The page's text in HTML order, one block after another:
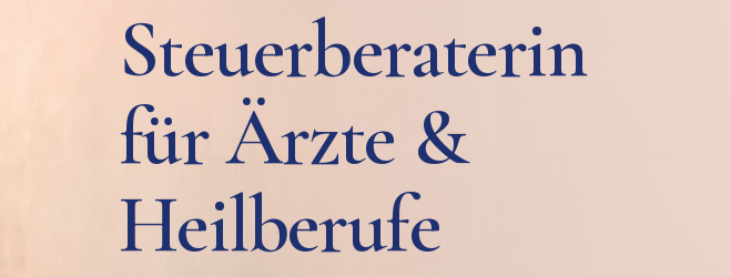
Steuerberaterin
für Ärzte &
Heilberufe